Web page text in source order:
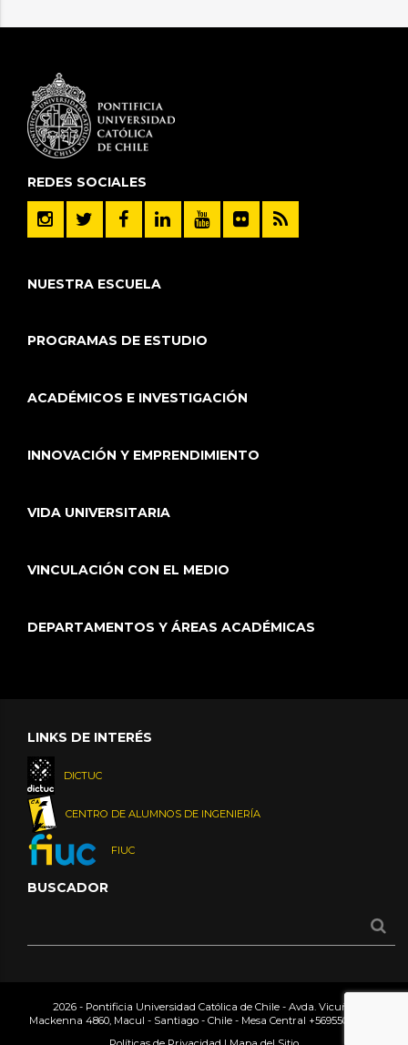
REDES SOCIALES
NUESTRA ESCUELA
PROGRAMAS DE ESTUDIO
ACADÉMICOS E INVESTIGACIÓN
INNOVACIÓN Y EMPRENDIMIENTO
VIDA UNIVERSITARIA
VINCULACIÓN CON EL MEDIO
DEPARTAMENTOS Y ÁREAS ACADÉMICAS
LINKS DE INTERÉS
DICTUC
CENTRO DE ALUMNOS DE INGENIERÍA
FIUC
BUSCADOR
2026 - Pontificia Universidad Católica de Chile - Avda. Vicuña
Mackenna 4860, Macul - Santiago - Chile - Mesa Central +56955042000